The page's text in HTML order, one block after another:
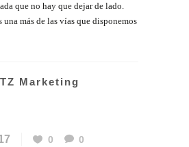
que no hay que dejar de lado.
una más de las vías que disponemos
Marketing
0
0